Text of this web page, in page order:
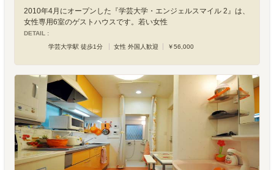
2010年4月にオープンした『学芸大学・エンジェルスマイル 2』は、
女性専用6室のゲストハウスです。若い女性
DETAIL :
学芸大学駅 徒歩1分
女性 外国人歓迎 ￥56,000